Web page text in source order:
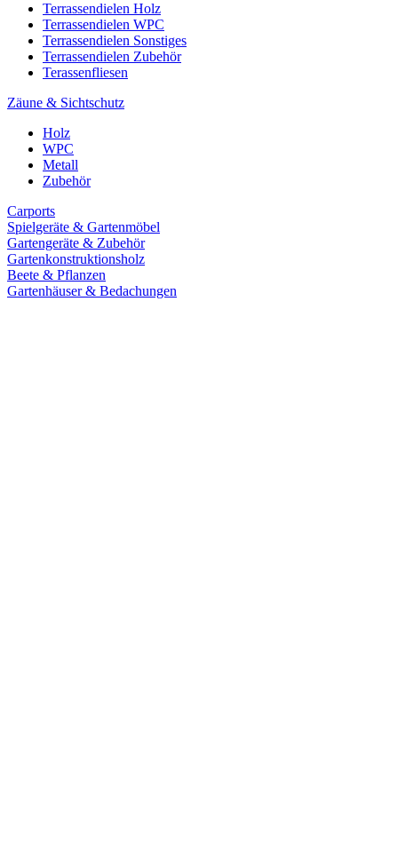
Terrassendielen Holz
Terrassendielen WPC
Terrassendielen Sonstiges
Terrassendielen Zubehör
Terassenfliesen
Zäune & Sichtschutz
Holz
WPC
Metall
Zubehör
Carports
Spielgeräte & Gartenmöbel
Gartengeräte & Zubehör
Gartenkonstruktionsholz
Beete & Pflanzen
Gartenhäuser & Bedachungen